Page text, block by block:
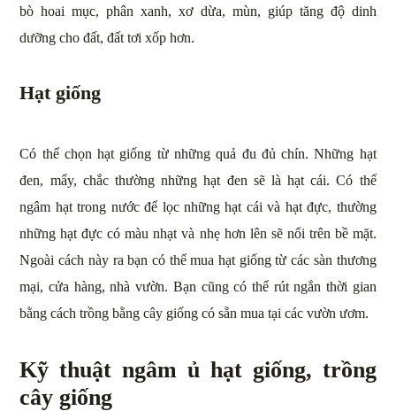
bò hoai mục, phân xanh, xơ dừa, mùn, giúp tăng độ dinh
dưỡng cho đất, đất tơi xốp hơn.
Hạt giống
Có thể chọn hạt giống từ những quả đu đủ chín. Những hạt
đen, mẩy, chắc thường những hạt đen sẽ là hạt cái. Có thể
ngâm hạt trong nước để lọc những hạt cái và hạt đực, thường
những hạt đực có màu nhạt và nhẹ hơn lên sẽ nổi trên bề mặt.
Ngoài cách này ra bạn có thể mua hạt giống từ các sàn thương
mại, cửa hàng, nhà vườn. Bạn cũng có thể rút ngắn thời gian
bằng cách trồng bằng cây giống có sẵn mua tại các vườn ươm.
Kỹ thuật ngâm ủ hạt giống, trồng
cây giống